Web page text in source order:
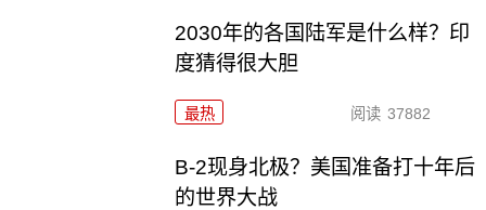
2030年的各国陆军是什么样？印
度猜得很大胆
最热 阅读 37882
B-2现身北极？美国准备打十年后
的世界大战